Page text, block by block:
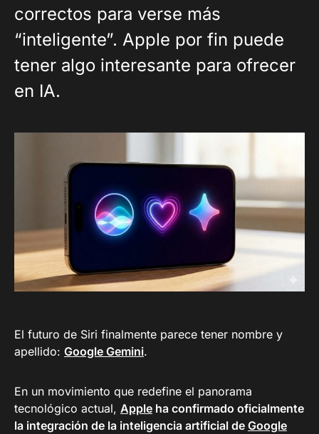
correctos para verse más
“inteligente”. Apple por fin puede
tener algo interesante para ofrecer
en IA.
El futuro de Siri finalmente parece tener nombre y
apellido: Google Gemini.
En un movimiento que redefine el panorama
tecnológico actual, Apple ha confirmado oficialmente
la integración de la inteligencia artificial de Google